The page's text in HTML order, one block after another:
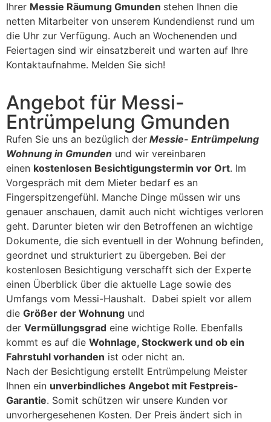
Ihrer Messie Räumung Gmunden stehen Ihnen die
netten Mitarbeiter von unserem Kundendienst rund um
die Uhr zur Verfügung. Auch an Wochenenden und
Feiertagen sind wir einsatzbereit und warten auf Ihre
Kontaktaufnahme. Melden Sie sich!
Angebot für Messi-
Entrümpelung Gmunden
Rufen Sie uns an bezüglich der Messie- Entrümpelung
Wohnung in Gmunden und wir vereinbaren
einen kostenlosen Besichtigungstermin vor Ort. Im
Vorgespräch mit dem Mieter bedarf es an
Fingerspitzengefühl. Manche Dinge müssen wir uns
genauer anschauen, damit auch nicht wichtiges verloren
geht. Darunter bieten wir den Betroffenen an wichtige
Dokumente, die sich eventuell in der Wohnung befinden,
geordnet und strukturiert zu übergeben. Bei der
kostenlosen Besichtigung verschafft sich der Experte
einen Überblick über die aktuelle Lage sowie des
Umfangs vom Messi-Haushalt. Dabei spielt vor allem
die Größer der Wohnung und
der Vermüllungsgrad eine wichtige Rolle. Ebenfalls
kommt es auf die Wohnlage, Stockwerk und ob ein
Fahrstuhl vorhanden ist oder nicht an.
Nach der Besichtigung erstellt Entrümpelung Meister
Ihnen ein unverbindliches Angebot mit Festpreis-
Garantie. Somit schützen wir unsere Kunden vor
unvorhergesehenen Kosten. Der Preis ändert sich in